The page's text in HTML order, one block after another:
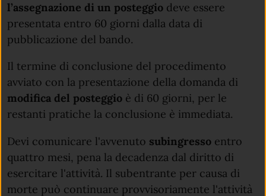
l’assegnazione di un posteggio deve essere
presentata entro 60 giorni dalla data di
pubblicazione del bando.
Il termine di conclusione del procedimento
avviato con la presentazione della domanda di
modifica del posteggio è di 60 giorni, per le
restanti pratiche la conclusione è immediata.
Devi comunicare l'avvenuto subingresso entro
quattro mesi, pena la decadenza dal diritto di
esercitare l'attività. Il subentrante per causa di
morte può continuare provvisoriamente l'attività